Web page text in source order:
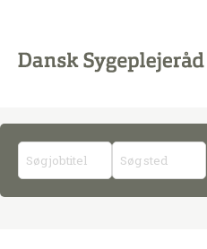
sygeplejersker
på
job.dsr.dk